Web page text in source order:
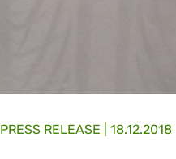
PRESS RELEASE | 18.12.2018